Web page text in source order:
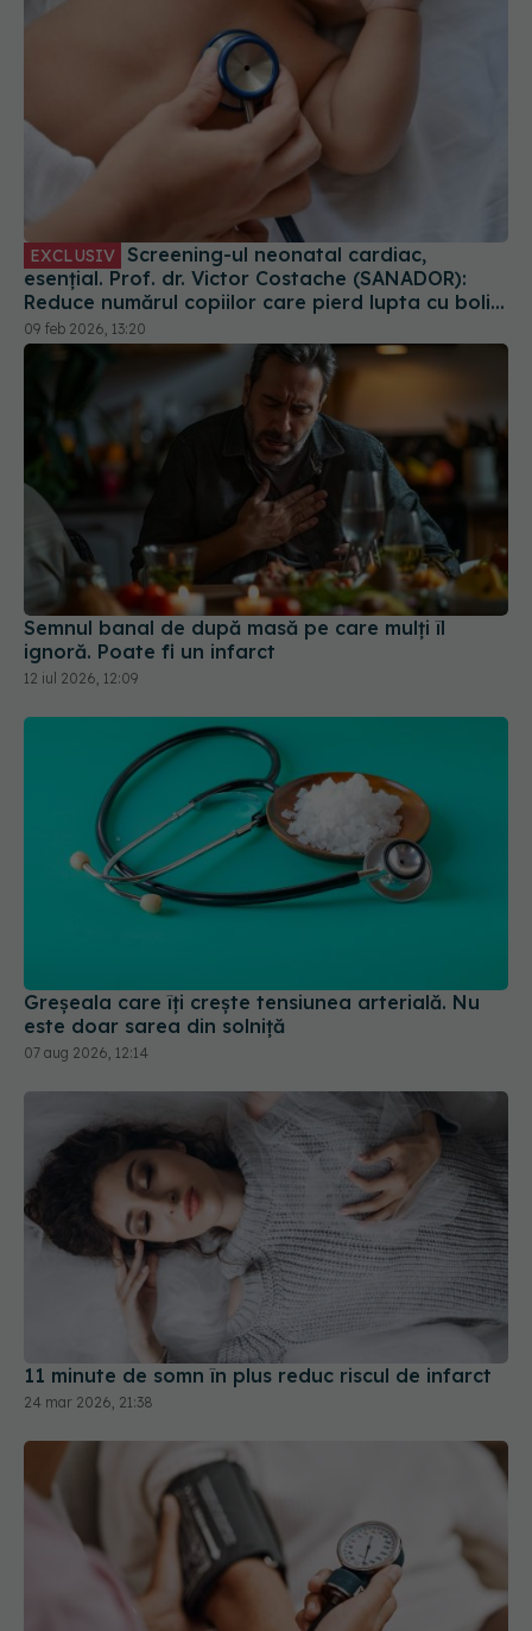
EXCLUSIV
esențial. Prof. dr. Victor Costache (SANADOR):
Reduce numărul copiilor care pierd lupta cu bolile
cardiace
09 feb 2026, 13:20
Semnul banal de după masă pe care mulți îl
ignoră. Poate fi un infarct
12 iul 2026, 12:09
Greșeala care îți crește tensiunea arterială. Nu
este doar sarea din solniță
07 aug 2026, 12:14
11 minute de somn în plus reduc riscul de infarct
24 mar 2026, 21:38